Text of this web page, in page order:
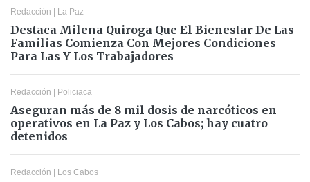
Redacción | La Paz
Destaca Milena Quiroga Que El Bienestar De Las
Familias Comienza Con Mejores Condiciones
Para Las Y Los Trabajadores
Redacción | Policiaca
Aseguran más de 8 mil dosis de narcóticos en
operativos en La Paz y Los Cabos; hay cuatro
detenidos
Redacción | Los Cabos